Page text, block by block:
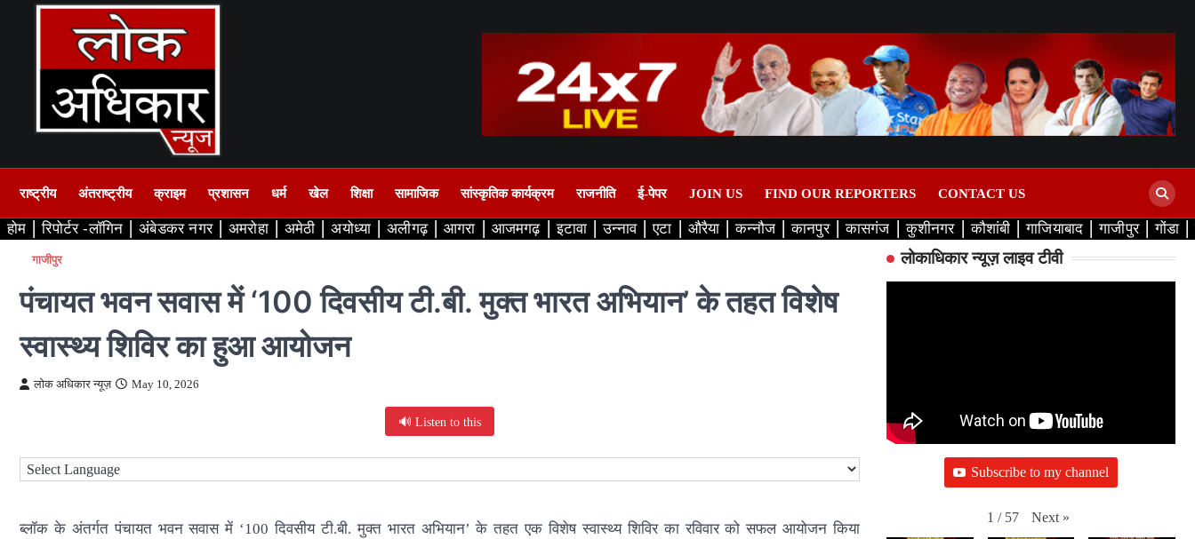
राष्ट्रीय अंतराष्ट्रीय क्राइम प्रशासन धर्म खेल शिक्षा सामाजिक सांस्कृतिक कार्यक्रम राजनीति ई-पेपर JOIN US FIND OUR REPORTERS CONTACT US
होम रिपोर्टर -लॉगिन अंबेडकर नगर अमरोहा अमेठी अयोध्या अलीगढ़ आगरा आजमगढ़ इटावा उन्नाव एटा औरैया कन्नौज कानपुर कासगंज कुशीनगर कौशांबी गाजियाबाद गाजीपुर गोंडा
गाजीपुर
पंचायत भवन सवास में ‘100 दिवसीय टी.बी. मुक्त भारत अभियान’ के तहत विशेष
स्वास्थ्य शिविर का हुआ आयोजन
लोक अधिकार न्यूज़ May 10, 2026
🔊 Listen to this
ब्लॉक के अंतर्गत पंचायत भवन सवास में ‘100 दिवसीय टी.बी. मुक्त भारत अभियान’ के तहत एक विशेष स्वास्थ्य शिविर का रविवार को सफल आयोजन किया
लोकाधिकार न्यूज़ लाइव टीवी
Subscribe to my channel
1 / 57 Next »